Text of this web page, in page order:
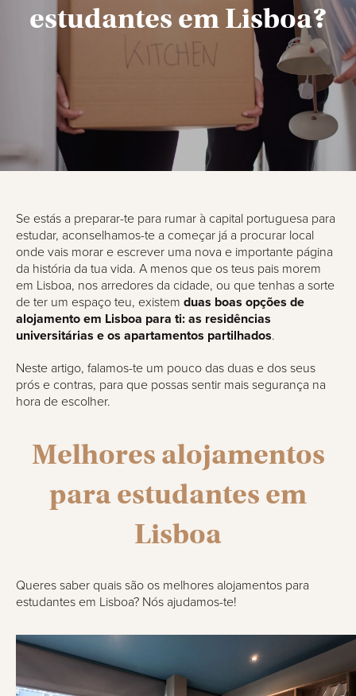
estudantes em Lisboa?
Se estás a preparar-te para rumar à capital portuguesa para
estudar, aconselhamos-te a começar já a procurar local
onde vais morar e escrever uma nova e importante página
da história da tua vida. A menos que os teus pais morem
em Lisboa, nos arredores da cidade, ou que tenhas a sorte
de ter um espaço teu, existem duas boas opções de
alojamento em Lisboa para ti: as residências
universitárias e os apartamentos partilhados.
Neste artigo, falamos-te um pouco das duas e dos seus
prós e contras, para que possas sentir mais segurança na
hora de escolher.
Melhores alojamentos
para estudantes em
Lisboa
Queres saber quais são os melhores alojamentos para
estudantes em Lisboa? Nós ajudamos-te!